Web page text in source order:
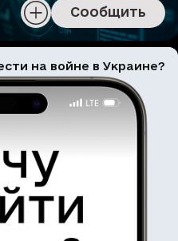
Сообщить
на войне в Украине?